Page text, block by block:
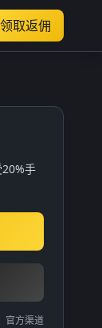
领取返佣
手
官方渠道